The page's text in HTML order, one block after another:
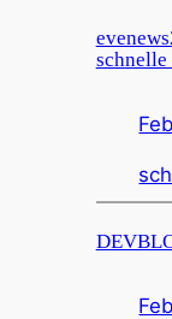
schnelle